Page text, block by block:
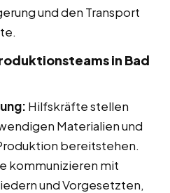
und den Transport
in Bad
Hilfskräfte stellen
Materialien und
bereitstehen.
kommunizieren mit
und Vorgesetzten,